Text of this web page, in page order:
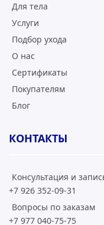
Для тела
Услуги
Подбор ухода
О нас
Сертификаты
Покупателям
Блог
КОНТАКТЫ
Консультация и
+7 926 352-09-31
Вопросы по заказам
+7 977 040-75-75